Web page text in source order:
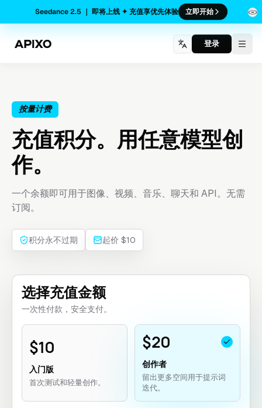
Seedance 2.5 ｜ 即将上线 ✦ 充值享优先体验 立即开始
登录
按量计费
充值积分。用任意模型创
作。
一个余额即可用于图像、视频、音乐、聊天和 API。无需
订阅。
积分永不过期 起价 $10
选择充值金额
一次性付款，安全支付。
$10
入门版
首次测试和轻量创作。
$20
创作者
留出更多空间用于提示词
迭代。